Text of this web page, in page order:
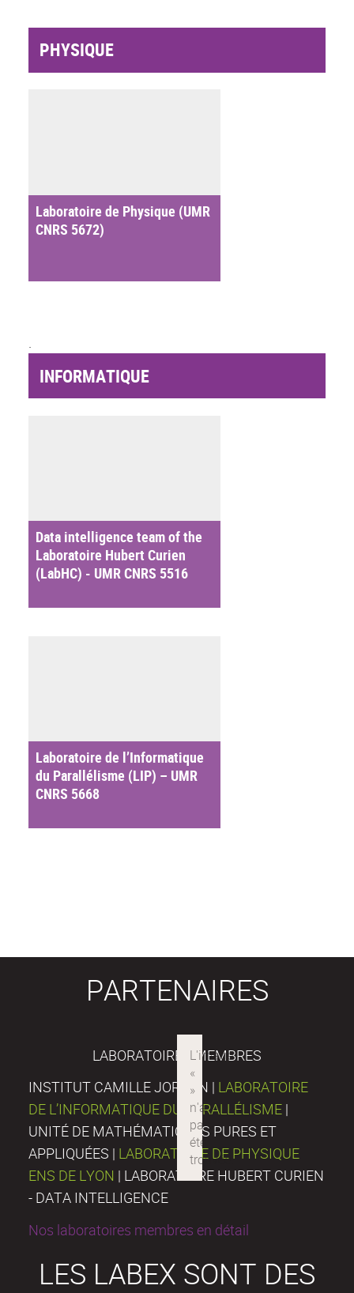
PHYSIQUE
Laboratoire de Physique (UMR
CNRS 5672)
.
INFORMATIQUE
Data intelligence team of the
Laboratoire Hubert Curien
(LabHC) - UMR CNRS 5516
Laboratoire de l’Informatique
du Parallélisme (LIP) – UMR
CNRS 5668
PARTENAIRES
LABORATOIRES MEMBRES
INSTITUT CAMILLE JORDAN | LABORATOIRE
DE L’INFORMATIQUE DU PARALLÉLISME |
UNITÉ DE MATHÉMATIQUES PURES ET
APPLIQUÉES | LABORATOIRE DE PHYSIQUE
ENS DE LYON | LABORATOIRE HUBERT CURIEN
- DATA INTELLIGENCE
Nos laboratoires membres en détail
LES LABEX SONT DES